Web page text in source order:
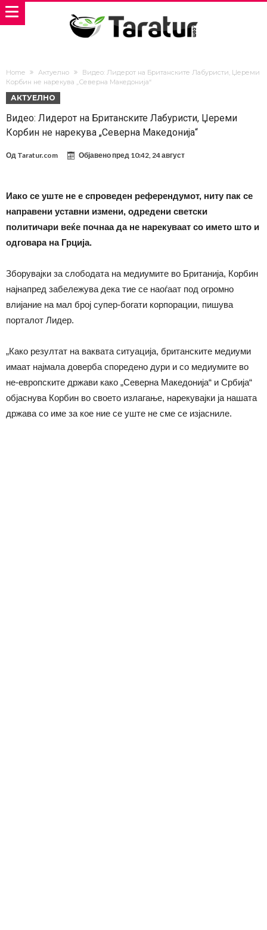
Home Актуелно
Видео: Лидерот на Британските Лабуристи, Џереми
Корбин не нарекува „Северна Македонија“
АКТУЕЛНО
Видео: Лидерот на Британските Лабуристи, Џереми
Корбин не нарекува „Северна Македонија“
Од Taratur.com Објавено пред 10:42, 24 август
Иако се уште не е спроведен референдумот, ниту пак се
направени уставни измени, одредени светски
политичари веќе почнаа да не нарекуваат со името што и
одговара на Грција.
Зборувајки за слободата на медиумите во Британија, Корбин
најнапред забележува дека тие се наоѓаат под огромно
влијание на мал број супер-богати корпорации, пишува
порталот Лидер.
„Како резултат на ваквата ситуација, британските медиуми
имаат најмала доверба споредено дури и со медиумите во
не-европските држави како „Северна Македонија“ и Србија“
објаснува Корбин во своето излагање, нарекувајки ја нашата
држава со име за кое ние се уште не сме се изјасниле.